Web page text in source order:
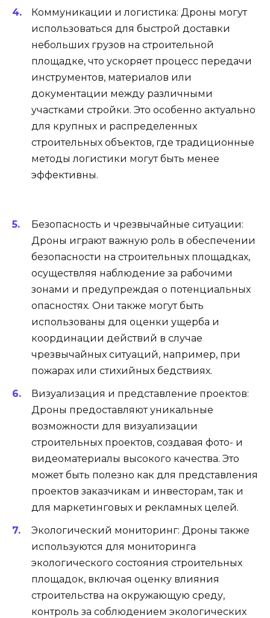
Коммуникации и логистика: Дроны могут
использоваться для быстрой доставки
небольших грузов на строительной
площадке, что ускоряет процесс передачи
инструментов, материалов или
документации между различными
участками стройки. Это особенно актуально
для крупных и распределенных
строительных объектов, где традиционные
методы логистики могут быть менее
эффективны.
Безопасность и чрезвычайные ситуации:
Дроны играют важную роль в обеспечении
безопасности на строительных площадках,
осуществляя наблюдение за рабочими
зонами и предупреждая о потенциальных
опасностях. Они также могут быть
использованы для оценки ущерба и
координации действий в случае
чрезвычайных ситуаций, например, при
пожарах или стихийных бедствиях.
Визуализация и представление проектов:
Дроны предоставляют уникальные
возможности для визуализации
строительных проектов, создавая фото- и
видеоматериалы высокого качества. Это
может быть полезно как для представления
проектов заказчикам и инвесторам, так и
для маркетинговых и рекламных целей.
Экологический мониторинг: Дроны также
используются для мониторинга
экологического состояния строительных
площадок, включая оценку влияния
строительства на окружающую среду,
контроль за соблюдением экологических